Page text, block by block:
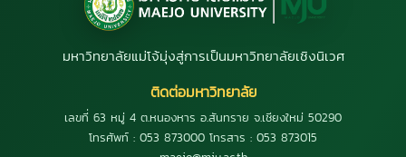
มหาวิทยาลัยแม่โจ้มุ่งสู่การเป็นมหาวิทยาลัยเชิงนิเวศ
ติดต่อมหาวิทยาลัย
เลขที่ 63 หมู่ 4 ต.หนองหาร อ.สันทราย จ.เชียงใหม่ 50290
โทรศัพท์ : 053 873000 โทรสาร : 053 873015